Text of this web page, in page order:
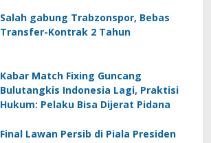
Salah gabung Trabzonspor, Bebas
Transfer-Kontrak 2 Tahun
Kabar Match Fixing Guncang
Bulutangkis Indonesia Lagi, Praktisi
Hukum: Pelaku Bisa Dijerat Pidana
Final Lawan Persib di Piala Presiden